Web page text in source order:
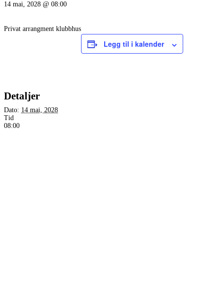
14 mai, 2028 @ 08:00
Privat arrangment klubbhus
Legg til i kalender
Detaljer
Dato: 14 mai, 2028
Tid
08:00